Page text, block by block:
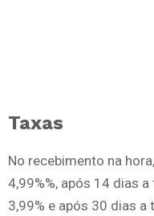
Taxas
No recebimento na
4,99%%, após 14 dias
3,99% e após 30 dias